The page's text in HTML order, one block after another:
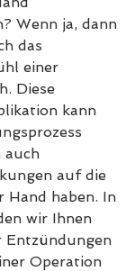
Wenn ja, dann
das
einer
Diese
kann
auch
auf die
haben. In
wir Ihnen
Entzündungen
Operation